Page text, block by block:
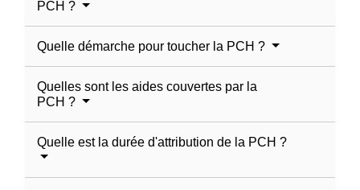
PCH ?
Quelle démarche pour toucher la PCH ?
Quelles sont les aides couvertes par la
PCH ?
Quelle est la durée d'attribution de la PCH ?